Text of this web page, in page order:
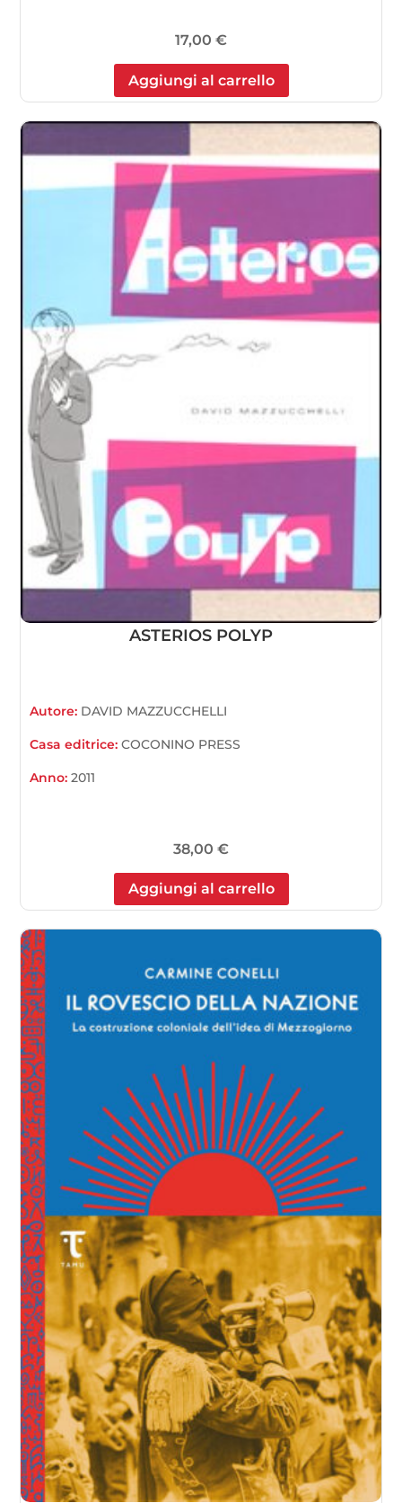
17,00 €
Aggiungi al carrello
ASTERIOS POLYP
Autore: DAVID MAZZUCCHELLI
Casa editrice:COCONINO PRESS
Anno:2011
38,00 €
Aggiungi al carrello